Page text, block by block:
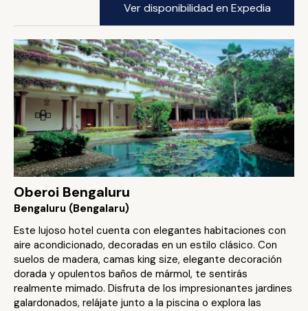
Ver disponibilidad en Expedia
Oberoi Bengaluru
Bengaluru (Bengalaru)
Este lujoso hotel cuenta con elegantes habitaciones con
aire acondicionado, decoradas en un estilo clásico. Con
suelos de madera, camas king size, elegante decoración
dorada y opulentos baños de mármol, te sentirás
realmente mimado. Disfruta de los impresionantes jardines
galardonados, relájate junto a la piscina o explora las